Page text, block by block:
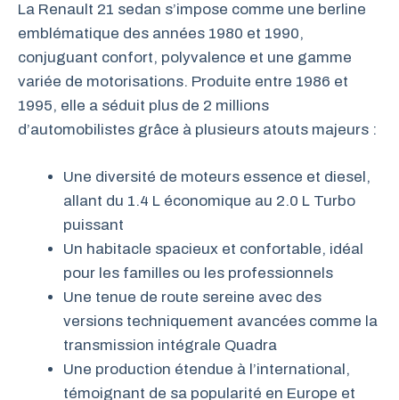
La Renault 21 sedan s’impose comme une berline
emblématique des années 1980 et 1990,
conjuguant confort, polyvalence et une gamme
variée de motorisations. Produite entre 1986 et
1995, elle a séduit plus de 2 millions
d’automobilistes grâce à plusieurs atouts majeurs :
Une diversité de moteurs essence et diesel,
allant du 1.4 L économique au 2.0 L Turbo
puissant
Un habitacle spacieux et confortable, idéal
pour les familles ou les professionnels
Une tenue de route sereine avec des
versions techniquement avancées comme la
transmission intégrale Quadra
Une production étendue à l’international,
témoignant de sa popularité en Europe et